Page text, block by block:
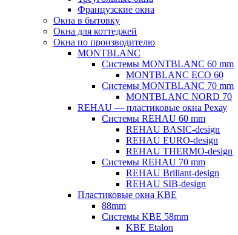
Французские окна
Окна в бытовку
Окна для коттеджей
Окна по производителю
MONTBLANC
Системы MONTBLANC 60 mm
MONTBLANC ECO 60
Системы MONTBLANC 70 mm
MONTBLANC NORD 70
REHAU — пластиковые окна Рехау
Системы REHAU 60 mm
REHAU BASIC-design
REHAU EURO-design
REHAU THERMO-design
Системы REHAU 70 mm
REHAU Brillant-design
REHAU SIB-design
Пластиковые окна KBE
88mm
Системы KBE 58mm
KBE Etalon